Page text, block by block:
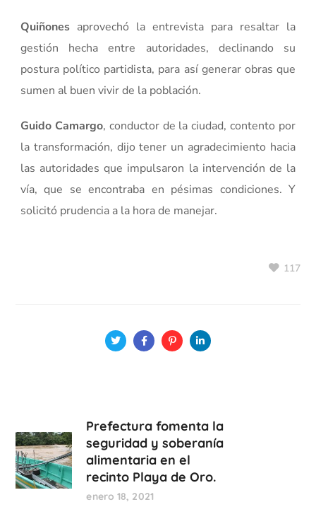
Quiñones aprovechó la entrevista para resaltar la
gestión hecha entre autoridades, declinando su
postura político partidista, para así generar obras que
sumen al buen vivir de la población.
Guido Camargo, conductor de la ciudad, contento por
la transformación, dijo tener un agradecimiento hacia
las autoridades que impulsaron la intervención de la
vía, que se encontraba en pésimas condiciones. Y
solicitó prudencia a la hora de manejar.
117
Prefectura fomenta la
seguridad y soberanía
alimentaria en el
recinto Playa de Oro.
enero 18, 2021